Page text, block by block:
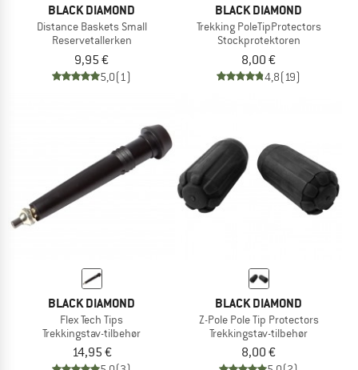
BLACK DIAMOND
Distance Baskets Small
Reservetallerken
9,95 €
5,0(1)
BLACK DIAMOND
Trekking PoleTipProtectors
Stockprotektoren
8,00 €
4,8(19)
BLACK DIAMOND
Flex Tech Tips
Trekkingstav-tilbehør
14,95 €
BLACK DIAMOND
Z-Pole Pole Tip Protectors
Trekkingstav-tilbehør
8,00 €